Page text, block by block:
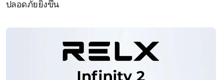
ปลอดภัยยิ่งขึ้น